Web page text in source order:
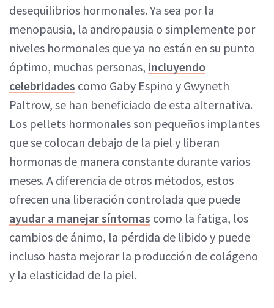
desequilibrios hormonales. Ya sea por la
menopausia, la andropausia o simplemente por
niveles hormonales que ya no están en su punto
óptimo, muchas personas, incluyendo
celebridades como Gaby Espino y Gwyneth
Paltrow, se han beneficiado de esta alternativa.
Los pellets hormonales son pequeños implantes
que se colocan debajo de la piel y liberan
hormonas de manera constante durante varios
meses. A diferencia de otros métodos, estos
ofrecen una liberación controlada que puede
ayudar a manejar síntomas como la fatiga, los
cambios de ánimo, la pérdida de libido y puede
incluso hasta mejorar la producción de colágeno
y la elasticidad de la piel.